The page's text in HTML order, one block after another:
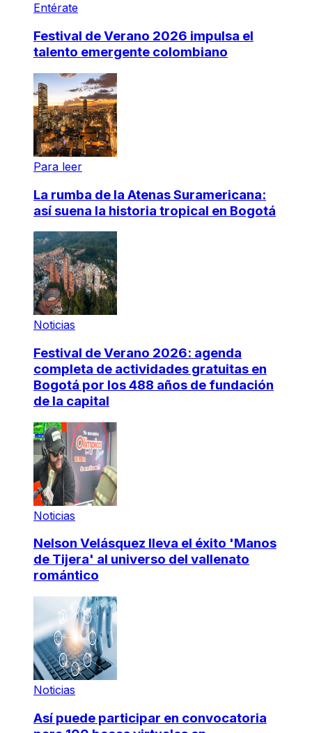
Entérate
Festival de Verano 2026 impulsa el
talento emergente colombiano
Para leer
La rumba de la Atenas Suramericana:
así suena la historia tropical en Bogotá
Noticias
Festival de Verano 2026: agenda
completa de actividades gratuitas en
Bogotá por los 488 años de fundación
de la capital
Noticias
Nelson Velásquez lleva el éxito 'Manos
de Tijera' al universo del vallenato
romántico
Noticias
Así puede participar en convocatoria